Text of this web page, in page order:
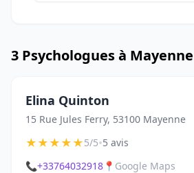
3 Psychologues à Mayenne
Elina Quinton
15 Rue Jules Ferry, 53100 Mayenne
★★★★★5/5•5 avis
📞+33764032918 📍 Google Maps